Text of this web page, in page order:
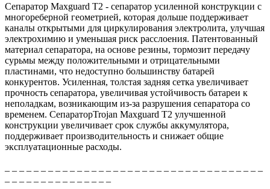
Сепаратор Maxguard T2 - сепаратор усиленной конструкции c
многореберной геометрией, которая дольше поддерживает
каналы открытыми для циркулирования электролита, улучшая
электрохимию и уменьшая риск расслоения. Патентованный
материал сепаратора, на основе резины, тормозит передачу
сурьмы между положительными и отрицательными
пластинами, что недоступно большинству батарей
конкурентов. Усиленная, толстая задняя сетка увеличивает
прочность сепаратора, увеличивая устойчивость батареи к
неполадкам, возникающим из-за разрушения сепаратора со
временем. СепараторTrojan Maxguard T2 улучшенной
конструкции увеличивает срок службы аккумулятора,
поддерживает производительность и снижает общие
эксплуатационные расходы.